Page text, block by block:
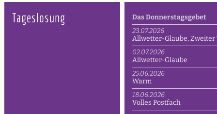
Tageslosung
Das Donnerstagsgebet
23.07.2026
Allwetter-Glaube, Zweiter
02.07.2026
Allwetter-Glaube
25.06.2026
Warm
18.06.2026
Volles Postfach